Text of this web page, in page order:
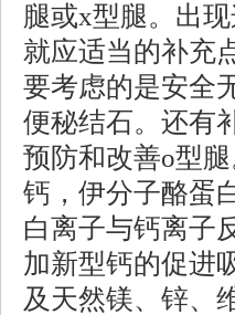
腿或x型腿。出
就应适当的补充
要考虑的是安全
便秘结石。还有
预防和改善o型
钙，伊分子酪蛋
白离子与钙离子
加新型钙的促进
及天然镁、锌、